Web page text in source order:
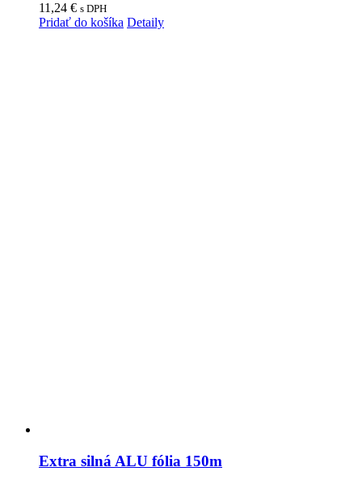
11,24 € s DPH
Pridať do košíka Detaily
Extra silná ALU fólia 150m